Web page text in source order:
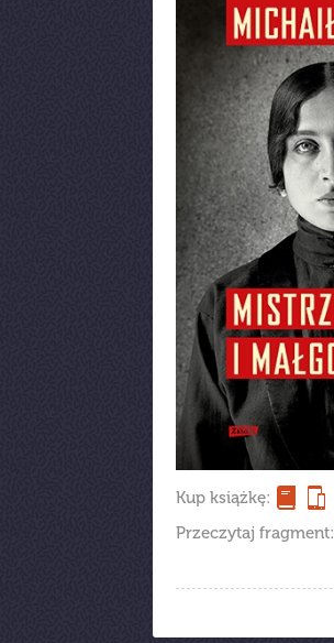
Kup książkę:
Przeczytaj fragment: